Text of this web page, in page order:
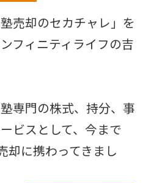
売却のセカチャレ」を
フィニティライフの吉
専門の株式、持分、事
ビスとして、今まで
却に携わってきまし